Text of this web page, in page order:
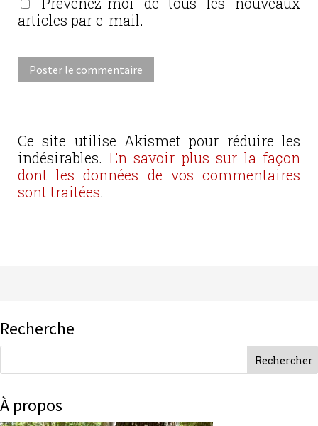
articles par e-mail.
Ce site utilise Akismet pour réduire les
indésirables. En savoir plus sur la façon
dont les données de vos commentaires
sont traitées.
Recherche
À propos